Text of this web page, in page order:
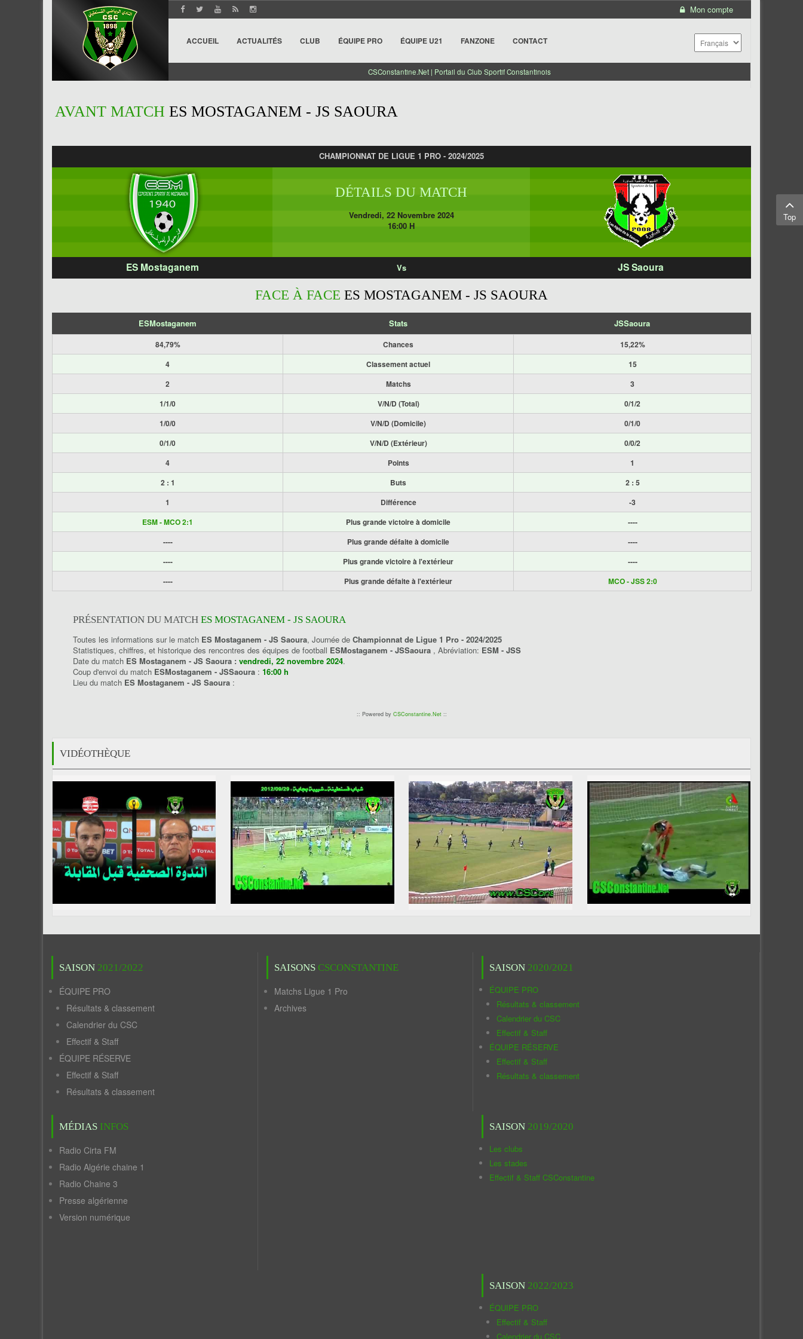
Mon compte
ACCUEIL ACTUALITÉS CLUB ÉQUIPE PRO ÉQUIPE U21 FANZONE CONTACT
CSConstantine.Net | Portail du Club Sportif Constantinois
AVANT MATCH ES MOSTAGANEM - JS SAOURA
CHAMPIONNAT DE LIGUE 1 PRO - 2024/2025
DÉTAILS DU MATCH
Vendredi, 22 Novembre 2024
16:00 H
ES Mostaganem Vs JS Saoura
FACE À FACE ES MOSTAGANEM - JS SAOURA
ESMostaganem Stats JSSaoura
84,79% Chances
15,22%
4
Classement actuel
15
2
Matchs
3
1/1/0
V/N/D (Total)
0/1/2
1/0/0
V/N/D (Domicile)
0/1/0
0/1/0
V/N/D (Extérieur)
0/0/2
4
Points
1
2 : 1
Buts
2 : 5
1
Différence
-3
ESM - MCO 2:1
Plus grande victoire à domicile
----
----
Plus grande défaite à domicile
----
----
Plus grande victoire à l'extérieur
----
----
Plus grande défaite à l'extérieur MCO - JSS 2:0
PRÉSENTATION DU MATCH ES MOSTAGANEM - JS SAOURA
Toutes les informations sur le match ES Mostaganem - JS Saoura, Journée de Championnat de Ligue 1 Pro - 2024/2025
Statistiques, chiffres, et historique des rencontres des équipes de football ESMostaganem - JSSaoura , Abréviation: ESM - JSS
Date du match ES Mostaganem - JS Saoura : vendredi, 22 novembre 2024.
Coup d'envoi du match ESMostaganem - JSSaoura : 16:00 h
Lieu du match ES Mostaganem - JS Saoura :
:: Powered by CSConstantine.Net::
VIDÉOTHÈQUE
SAISON 2021/2022
ÉQUIPE PRO
Résultats & classement
Calendrier du CSC
Effectif & Staff
ÉQUIPE RÉSERVE
Effectif & Staff
Résultats & classement
MÉDIAS INFOS
Radio Cirta FM
Radio Algérie chaine 1
Radio Chaine 3
Presse algérienne
Version numérique
SAISONS CSCONSTANTINE
Matchs Ligue 1 Pro
Archives
SAISON 2020/2021
ÉQUIPE PRO
Résultats & classement
Calendrier du CSC
Effectif & Staff
ÉQUIPE RÉSERVE
Effectif & Staff
Résultats & classement
SAISON 2019/2020
Les clubs
Les stades
Effectif & Staff CSConstantine
SAISON 2022/2023
ÉQUIPE PRO
Effectif & Staff
Calendrier du CSC
Top